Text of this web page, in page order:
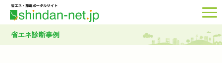
省エネ診断事例